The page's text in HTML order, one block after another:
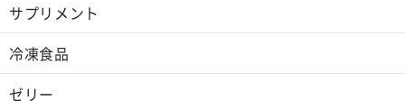
サプリメント
冷凍食品
ゼリー